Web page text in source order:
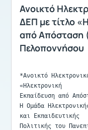
Ανοικτό
ΔΕΠ με τίτλο
από Απόσταση
Πελοποννήσου
*Ανοικτό
«Ηλεκτρονική
Εκπαίδευση από
Η Ομάδα
και Εκπαιδευτικής
Πολιτικής του